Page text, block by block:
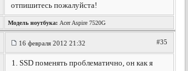
отпишитесь пожалуйста!
Модель ноутбука: Acer Aspire 7520G
16 февраля 2012 21:32 #35
1. SSD поменять проблематично, он как я